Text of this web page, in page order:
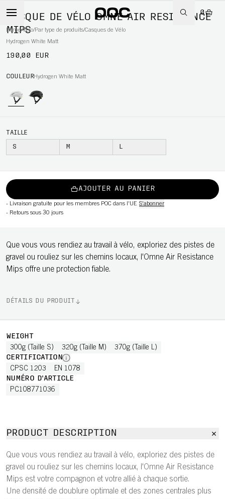
0
Home/Vélo/Par type de produits/Casques de Vélo
CASQUE DE VÉLO OMNE AIR RESISTANCE
MIPS
Hydrogen White Matt
190,00 EUR
COULEURHydrogen White Matt
TAILLE
S M L
AJOUTER AU PANIER
- Livraison gratuite pour les membres POC dans l'UE S'abonner
- Retours sous 30 jours
Que vous vous rendiez au travail à vélo, exploriez des pistes de
gravel ou rouliez sur les chemins locaux, l'Omne Air Resistance
Mips offre une protection fiable.
DÉTAILS DU PRODUIT
WEIGHT
300g (Taille S) 320g (Taille M) 370g (Taille L)
CERTIFICATION
CPSC 1203 EN 1078
NUMÉRO D'ARTICLE
PC108771036
PRODUCT DESCRIPTION
Que vous vous rendiez au travail à vélo, exploriez des pistes de
gravel ou rouliez sur les chemins locaux, l'Omne Air Resistance
Mips est votre compagnon et votre allié à chaque sortie.
Une densité de doublure optimale et des zones centrales plus